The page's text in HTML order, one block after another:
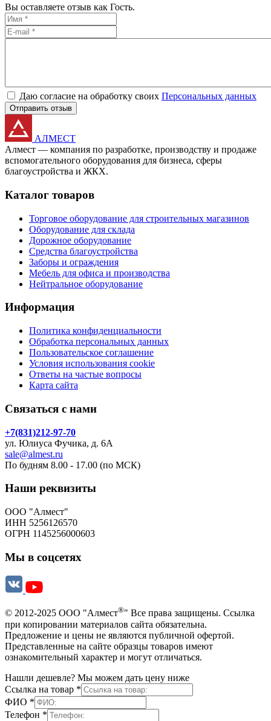
Вы оставляете отзыв как Гость.
Даю согласие на обработку своих Персональных данных
Отправить отзыв
АЛМЕСТ
Алмест — компания по разработке, производству и продаже
вспомогательного оборудования для бизнеса, сферы
благоустройства и ЖКХ.
Каталог товаров
Торговое оборудование для строительных магазинов
Оборудование для склада
Дорожное оборудование
Средства благоустройства
Заборы и ограждения
Мебель для офиса и производства
Нейтральное оборудование
Информация
Политика конфиденциальности
Обработка персональных данных
Пользовательское соглашение
Условия использования cookie
Ответы на частые вопросы
Карта сайта
Связаться с нами
+7(831)212-97-70
ул. Юлиуса Фучика, д. 6А
sale@almest.ru
По будням 8.00 - 17.00 (по МСК)
Наши реквизиты
ООО "Алмест"
ИНН 5256126570
ОГРН 1145256000603
Мы в соцсетях
© 2012-2025 ООО "Алмест®" Все права защищены. Ссылка
при копировании материалов сайта обязательна.
Предложение и цены не являются публичной офертой.
Представленные на сайте образцы товаров имеют
ознакомительный характер и могут отличаться.
Нашли дешевле? Мы можем дать цену ниже
Ссылка на товар *
ФИО *
Телефон *